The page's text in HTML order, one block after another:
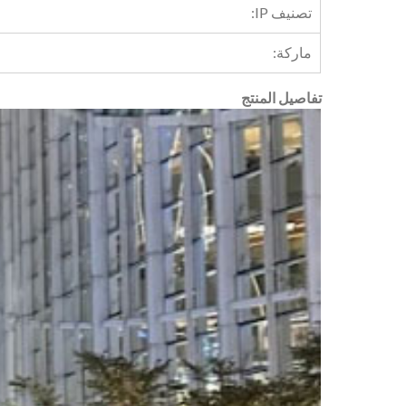
تصنيف IP:
ماركة:
تفاصيل المنتج